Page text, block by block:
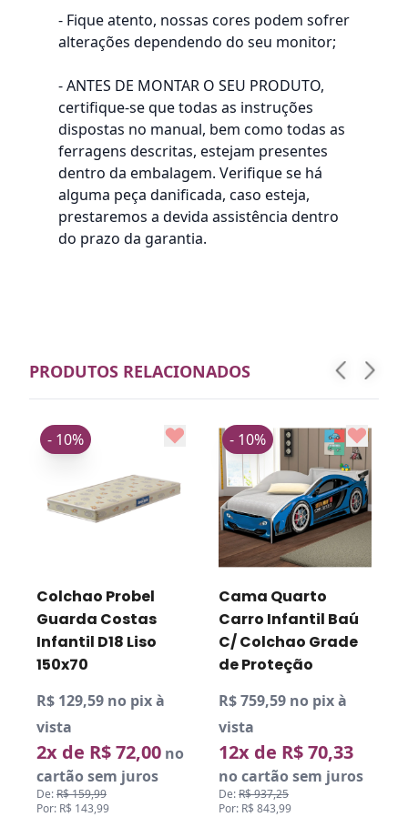
- Fique atento, nossas cores podem sofrer
alterações dependendo do seu monitor;
- ANTES DE MONTAR O SEU PRODUTO,
certifique-se que todas as instruções
dispostas no manual, bem como todas as
ferragens descritas, estejam presentes
dentro da embalagem. Verifique se há
alguma peça danificada, caso esteja,
prestaremos a devida assistência dentro
do prazo da garantia.
PRODUTOS RELACIONADOS
Colchao Probel
Guarda Costas
Infantil D18 Liso
150x70
R$ 129,59 no pix à
vista
2x de R$ 72,00 no
cartão sem juros
De:R$ 159,99
Por: R$ 143,99
- 10%
Cama Quarto
Carro Infantil Baú
C/ Colchao Grade
de Proteção
R$ 759,59 no pix à
vista
12x de R$ 70,33
no cartão sem juros
De:R$ 937,25
Por: R$ 843,99
- 10%